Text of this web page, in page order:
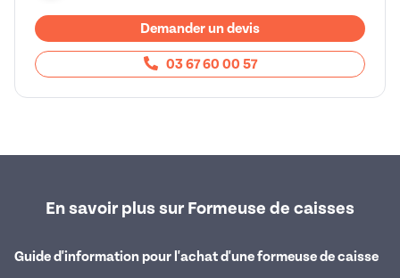
Demander un devis
03 67 60 00 57
En savoir plus sur Formeuse de caisses
Guide d'information pour l'achat d'une formeuse de caisse